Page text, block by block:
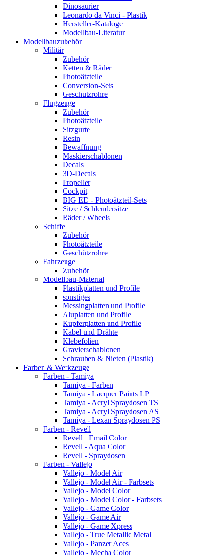
Dinosaurier
Leonardo da Vinci - Plastik
Hersteller-Kataloge
Modellbau-Literatur
Modellbauzubehör
Militär
Zubehör
Ketten & Räder
Photoätzteile
Conversion-Sets
Geschützrohre
Flugzeuge
Zubehör
Photoätzteile
Sitzgurte
Resin
Bewaffnung
Maskierschablonen
Decals
3D-Decals
Propeller
Cockpit
BIG ED - Photoätzteil-Sets
Sitze / Schleudersitze
Räder / Wheels
Schiffe
Zubehör
Photoätzteile
Geschützrohre
Fahrzeuge
Zubehör
Modellbau-Material
Plastikplatten und Profile
sonstiges
Messingplatten und Profile
Aluplatten und Profile
Kupferplatten und Profile
Kabel und Drähte
Klebefolien
Gravierschablonen
Schrauben & Nieten (Plastik)
Farben & Werkzeuge
Farben - Tamiya
Tamiya - Farben
Tamiya - Lacquer Paints LP
Tamiya - Acryl Spraydosen TS
Tamiya - Acryl Spraydosen AS
Tamiya - Lexan Spraydosen PS
Farben - Revell
Revell - Email Color
Revell - Aqua Color
Revell - Spraydosen
Farben - Vallejo
Vallejo - Model Air
Vallejo - Model Air - Farbsets
Vallejo - Model Color
Vallejo - Model Color - Farbsets
Vallejo - Game Color
Vallejo - Game Air
Vallejo - Game Xpress
Vallejo - True Metallic Metal
Vallejo - Panzer Aces
Vallejo - Mecha Color